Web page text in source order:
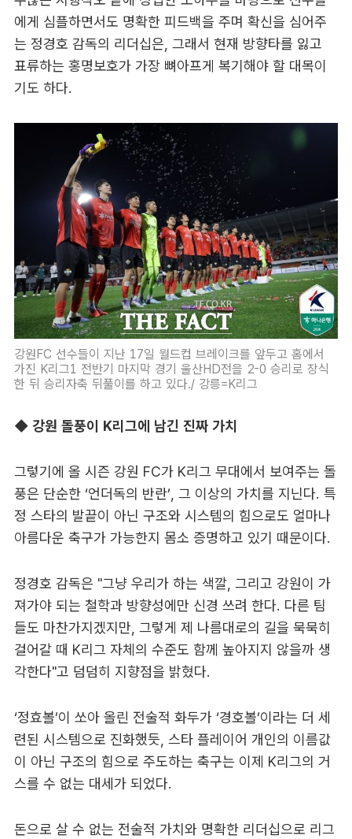
에게 심플하면서도 명확한 피드백을 주며 확신을 심어주
는 정경호 감독의 리더십은, 그래서 현재 방향타를 잃고
표류하는 홍명보호가 가장 뼈아프게 복기해야 할 대목이
기도 하다.
강원FC 선수들이 지난 17일 월드컵 브레이크를 앞두고 홈에서
가진 K리그1 전반기 마지막 경기 울산HD전을 2-0 승리로 장식
한 뒤 승리자축 뒤풀이를 하고 있다./ 강릉=K리그
◆ 강원 돌풍이 K리그에 남긴 진짜 가치
그렇기에 올 시즌 강원 FC가 K리그 무대에서 보여주는 돌
풍은 단순한 ‘언더독의 반란’, 그 이상의 가치를 지닌다. 특
정 스타의 발끝이 아닌 구조와 시스템의 힘으로도 얼마나
아름다운 축구가 가능한지 몸소 증명하고 있기 때문이다.
정경호 감독은 "그냥 우리가 하는 색깔, 그리고 강원이 가
져가야 되는 철학과 방향성에만 신경 쓰려 한다. 다른 팀
들도 마찬가지겠지만, 그렇게 제 나름대로의 길을 묵묵히
걸어갈 때 K리그 자체의 수준도 함께 높아지지 않을까 생
각한다"고 덤덤히 지향점을 밝혔다.
‘정효볼’이 쏘아 올린 전술적 화두가 ‘경호볼’이라는 더 세
련된 시스템으로 진화했듯, 스타 플레이어 개인의 이름값
이 아닌 구조의 힘으로 주도하는 축구는 이제 K리그의 거
스를 수 없는 대세가 되었다.
돈으로 살 수 없는 전술적 가치와 명확한 리더십으로 리그